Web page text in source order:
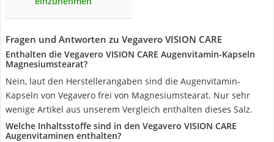
Fragen und Antworten zu Vegavero VISION CARE
Enthalten die Vegavero VISION CARE Augenvitamin-Kapseln
Magnesiumstearat?
Nein, laut den Herstellerangaben sind die Augenvitamin-
Kapseln von Vegavero frei von Magnesiumstearat. Nur sehr
wenige Artikel aus unserem Vergleich enthalten dieses Salz.
Welche Inhaltsstoffe sind in den Vegavero VISION CARE
Augenvitaminen enthalten?